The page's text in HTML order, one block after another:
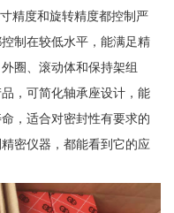
精度和旋转精度都控制严
制在较低水平，能满足精
圈、滚动体和保持架组
，可简化轴承座设计，能
，适合对密封性有要求的
密仪器，都能看到它的应